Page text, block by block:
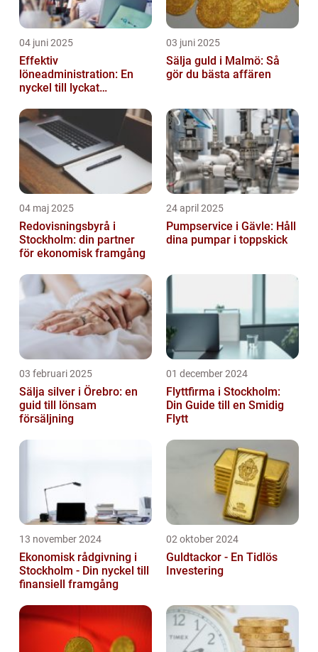
04 juni 2025
Effektiv
löneadministration: En
nyckel till lyckat
03 juni 2025
Sälja guld i Malmö: Så
gör du bästa affären
04 maj 2025
Redovisningsbyrå i
Stockholm: din partner
för ekonomisk framgång
24 april 2025
Pumpservice i Gävle: Håll
dina pumpar i toppskick
03 februari 2025
Sälja silver i Örebro: en
guid till lönsam
försäljning
01 december 2024
Flyttfirma i Stockholm:
Din Guide till en Smidig
Flytt
13 november 2024
Ekonomisk rådgivning i
Stockholm - Din nyckel till
finansiell framgång
02 oktober 2024
Guldtackor - En Tidlös
Investering